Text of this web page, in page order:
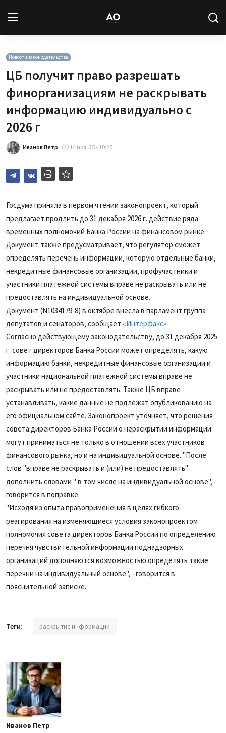
Вход
Новости
Статьи
База знаний
Подписка
Новости законодательства
ЦБ получит право разрешать
финорганизациям не раскрывать
информацию индивидуально с
2026 г
Иванов Петр 14 ноя, 25 - 10:25
Госдума приняла в первом чтении законопроект, который
предлагает продлить до 31 декабря 2026 г. действие ряда
временных полномочий Банка России на финансовом рынке.
Документ также предусматривает, что регулятор сможет
определять перечень информации, которую отдельные банки,
некредитные финансовые организации, профучастники и
участники платежной системы вправе не раскрывать или не
предоставлять на индивидуальной основе.
Документ (N1034179-8) в октябре внесла в парламент группа
депутатов и сенаторов, сообщает «Интерфакс».
Согласно действующему законодательству, до 31 декабря 2025
г. совет директоров Банка России может определять, какую
информацию банки, некредитные финансовые организации и
участники национальной платежной системы вправе не
раскрывать или не предоставлять. Также ЦБ вправе
устанавливать, какие данные не подлежат опубликованию на
его официальном сайте. Законопроект уточняет, что решения
совета директоров Банка России о нераскрытии информации
могут приниматься не только в отношении всех участников
финансового рынка, но и на индивидуальной основе. "После
слов "вправе не раскрывать и (или) не предоставлять"
дополнить словами " в том числе на индивидуальной основе", -
говорится в поправке.
"Исходя из опыта правоприменения в целях гибкого
реагирования на изменяющиеся условия законопроектом
полномочия совета директоров Банка России по определению
перечня чувствительной информации поднадзорных
организаций дополняются возможностью определять такие
перечни на индивидуальный основе", - говорится в
пояснительной записке.
Теги: раскрытие информации
Иванов Петр